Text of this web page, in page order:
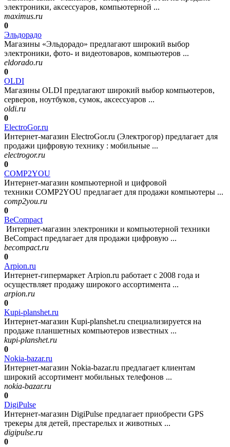
электроники, аксессуаров, компьютерной ...
maximus.ru
0
Эльдорадо
Магазины «Эльдорадо» предлагают широкий выбор
электроники, фото- и видеотоваров, компьютеров ...
eldorado.ru
0
OLDI
Магазины OLDI предлагают широкий выбор компьютеров,
серверов, ноутбуков, сумок, аксессуаров ...
oldi.ru
0
ElectroGor.ru
Интернет-магазин ElectroGor.ru (Электрогор) предлагает для
продажи цифровую технику : мобильные ...
electrogor.ru
0
COMP2YOU
Интернет-магазин компьютерной и цифровой
техники COMP2YOU предлагает для продажи компьютеры ...
comp2you.ru
0
BeCompact
Интернет-магазин электроники и компьютерной техники
BeCompact предлагает для продажи цифровую ...
becompact.ru
0
Arpion.ru
Интернет-гипермаркет Arpion.ru работает с 2008 года и
осуществляет продажу широкого ассортимента ...
arpion.ru
0
Kupi-planshet.ru
Интернет-магазин Kupi-planshet.ru специализируется на
продаже планшетных компьютеров известных ...
kupi-planshet.ru
0
Nokia-bazar.ru
Интернет-магазин Nokia-bаzar.ru предлагает клиентам
широкий ассортимент мобильных телефонов ...
nokia-bazar.ru
0
DigiPulse
Интернет-магазин DigiPulse предлагает приобрести GPS
трекеры для детей, престарелых и животных ...
digipulse.ru
0